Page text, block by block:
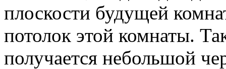
плоскости будущей
потолок этой комнаты.
получается небольшой